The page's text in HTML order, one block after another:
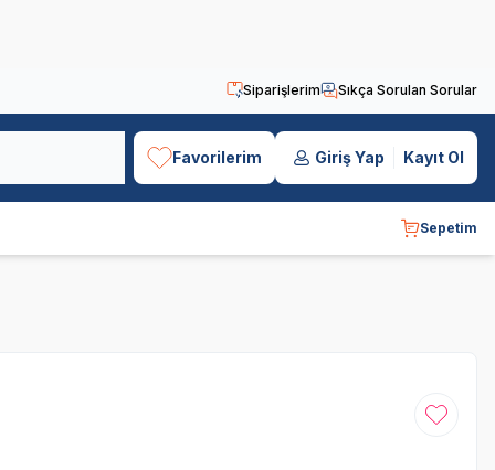
Siparişlerim Sıkça Sorulan Sorular
Favorilerim Giriş Yap Kayıt Ol
Sepetim
Favoriye